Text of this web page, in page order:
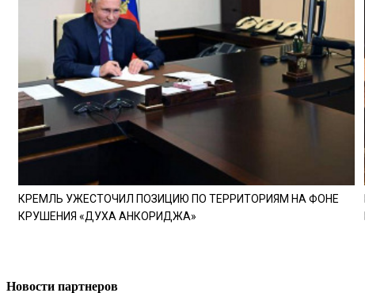
КРЕМЛЬ УЖЕСТОЧИЛ ПОЗИЦИЮ ПО ТЕРРИТОРИЯМ НА ФОНЕ
КРУШЕНИЯ «ДУХА АНКОРИДЖА»
Новости партнеров